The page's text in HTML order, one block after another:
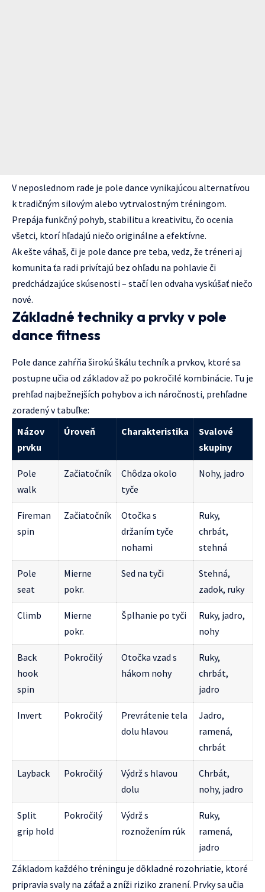
V neposlednom rade je pole dance vynikajúcou alternatívou
k tradičným silovým alebo vytrvalostným tréningom.
Prepája funkčný pohyb, stabilitu a kreativitu, čo ocenia
všetci, ktorí hľadajú niečo originálne a efektívne.
Ak ešte váhaš, či je pole dance pre teba, vedz, že tréneri aj
komunita ťa radi privítajú bez ohľadu na pohlavie či
predchádzajúce skúsenosti – stačí len odvaha vyskúšať niečo
nové.
Základné techniky a prvky v pole
dance fitness
Pole dance zahŕňa širokú škálu techník a prvkov, ktoré sa
postupne učia od základov až po pokročilé kombinácie. Tu je
prehľad najbežnejších pohybov a ich náročnosti, prehľadne
zoradený v tabuľke:
Názov
prvku
Úroveň Charakteristika
Svalové
skupiny
Pole
walk
Začiatočník
Chôdza okolo
tyče
Nohy, jadro
Fireman
spin
Začiatočník
Otočka s
držaním tyče
nohami
Ruky,
chrbát,
stehná
Pole
seat
Mierne
pokr.
Sed na tyči
Stehná,
zadok, ruky
Climb
Mierne
pokr.
Šplhanie po tyči
Ruky, jadro,
nohy
Back
hook
spin
Pokročilý
Otočka vzad s
hákom nohy
Ruky,
chrbát,
jadro
Invert Pokročilý
Prevrátenie tela
dolu hlavou
Jadro,
ramená,
chrbát
Layback Pokročilý
Výdrž s hlavou
dolu
Chrbát,
nohy, jadro
Split
grip hold
Pokročilý
Výdrž s
roznožením rúk
Ruky,
ramená,
jadro
Základom každého tréningu je dôkladné rozohriatie, ktoré
pripravia svaly na záťaž a zníži riziko zranení. Prvky sa učia